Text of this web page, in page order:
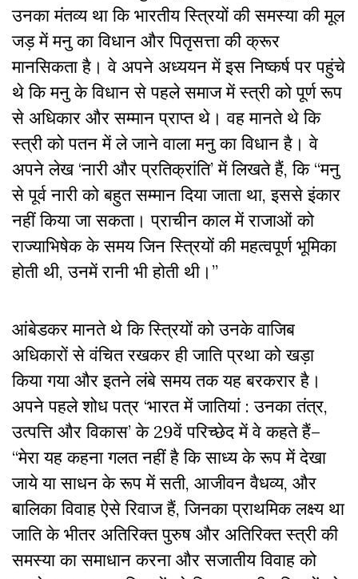
उनका मंतव्य था कि भारतीय स्त्रियों की समस्या की मूल
जड़ में मनु का विधान और पितृसत्ता की क्रूर
मानसिकता है। वे अपने अध्ययन में इस निष्कर्ष पर पहुंचे
थे कि मनु के विधान से पहले समाज में स्त्री को पूर्ण रूप
से अधिकार और सम्मान प्राप्त थे। वह मानते थे कि
स्त्री को पतन में ले जाने वाला मनु का विधान है। वे
अपने लेख ‘नारी और प्रतिक्रांति’ में लिखते हैं, कि “मनु
से पूर्व नारी को बहुत सम्मान दिया जाता था, इससे इंकार
नहीं किया जा सकता। प्राचीन काल में राजाओं को
राज्याभिषेक के समय जिन स्त्रियों की महत्वपूर्ण भूमिका
होती थी, उनमें रानी भी होती थी।”
आंबेडकर मानते थे कि स्त्रियों को उनके वाजिब
अधिकारों से वंचित रखकर ही जाति प्रथा को खड़ा
किया गया और इतने लंबे समय तक यह बरकरार है।
अपने पहले शोध पत्र ‘भारत में जातियां : उनका तंत्र,
उत्पत्ति और विकास’ के 29वें परिच्छेद में वे कहते हैं–
“मेरा यह कहना गलत नहीं है कि साध्य के रूप में देखा
जाये या साधन के रूप में सती, आजीवन वैधव्य, और
बालिका विवाह ऐसे रिवाज हैं, जिनका प्राथमिक लक्ष्य था
जाति के भीतर अतिरिक्त पुरुष और अतिरिक्त स्त्री की
समस्या का समाधान करना और सजातीय विवाह को